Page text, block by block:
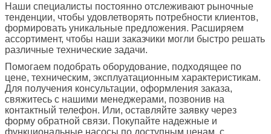
Наши специалисты постоянно отслеживают рыночные
тенденции, чтобы удовлетворять потребности клиентов,
формировать уникальные предложения. Расширяем
ассортимент, чтобы наши заказчики могли быстро решать
различные технические задачи.
Помогаем подобрать оборудование, подходящее по
цене, техническим, эксплуатационным характеристикам.
Для получения консультации, оформления заказа,
свяжитесь с нашими менеджерами, позвонив на
контактный телефон. Или, оставляйте заявку через
форму обратной связи. Покупайте надежные и
функциональные насосы по доступным ценам, с